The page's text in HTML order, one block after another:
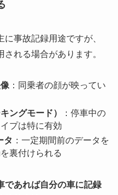
に事故記録用途ですが、
れる場合があります。
：同乗者の顔が映ってい
ングモード）
：停車中の
プは特に有効
タ ：一定期間前のデータを
裏付けられる
であれば自分の車に記録